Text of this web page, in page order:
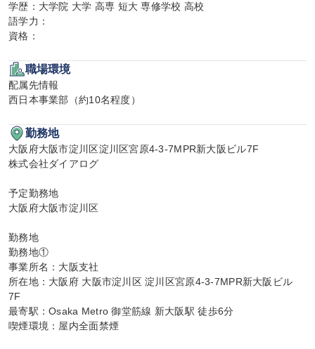
学歴：大学院 大学 高専 短大 専修学校 高校
語学力：
資格：
職場環境
配属先情報
西日本事業部（約10名程度）
勤務地
大阪府大阪市淀川区淀川区宮原4-3-7MPR新大阪ビル7F
株式会社ダイアログ
予定勤務地
大阪府大阪市淀川区
勤務地
勤務地①
事業所名：大阪支社
所在地：大阪府 大阪市淀川区 淀川区宮原4-3-7MPR新大阪ビル
7F
最寄駅：Osaka Metro 御堂筋線 新大阪駅 徒歩6分
喫煙環境：屋内全面禁煙